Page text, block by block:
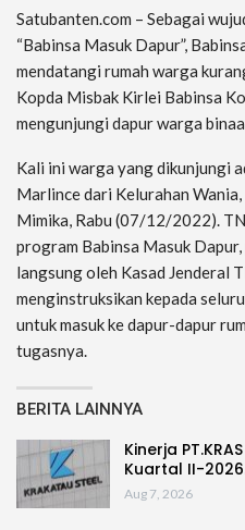
Satubanten.com – Sebagai
“Babinsa Masuk Dapur”,
mendatangi rumah warga
Kopda Misbak Kirlei Babinsa
mengunjungi dapur warga
Kali ini warga yang dikunjungi
Marlince dari Kelurahan
Mimika, Rabu (07/12/2022).
program Babinsa Masuk
langsung oleh Kasad Jenderal
menginstruksikan kepada
untuk masuk ke dapur-dapur
tugasnya.
BERITA LAINNYA
Kinerja
Kuartal II-
Aug 7, 2026